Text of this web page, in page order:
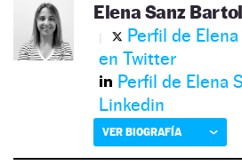
Elena Sanz
Perfil de
en Twitter
Perfil de Elena
Linkedin
VER BIOGRAFÍA